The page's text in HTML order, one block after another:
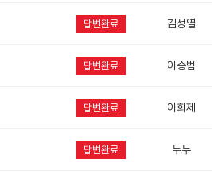
답변완료 김성열
답변완료 이승범
답변완료 이희제
답변완료 누누